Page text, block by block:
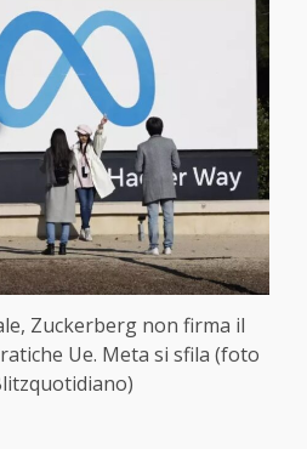
Zuckerberg non firma il
Ue. Meta si sfila (foto